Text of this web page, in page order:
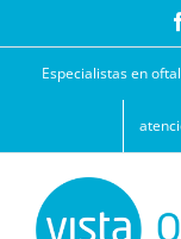
contenidoEspecialistas en